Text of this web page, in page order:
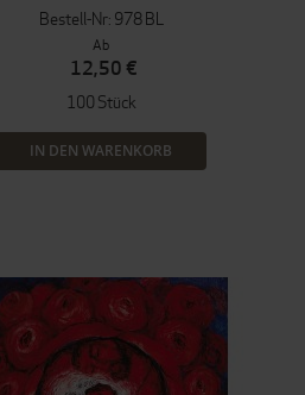
Bestell-Nr: 978 BL
Ab
12,50 €
100 Stück
IN DEN WARENKORB